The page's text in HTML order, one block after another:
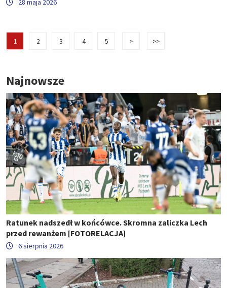
28 maja 2026
1 2 3 4 5 > >>
Najnowsze
Ratunek nadszedł w końcówce. Skromna zaliczka Lech
przed rewanżem [FOTORELACJA]
6 sierpnia 2026